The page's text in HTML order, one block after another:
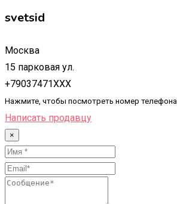
svetsid
Москва
15 парковая ул.
+79037471XXX
Нажмите, чтобы посмотреть номер телефона
Написать продавцу
×